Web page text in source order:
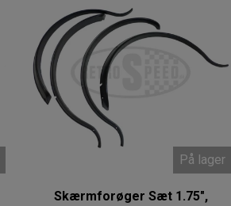
På lager
Skærmforøger Sæt 1.75",